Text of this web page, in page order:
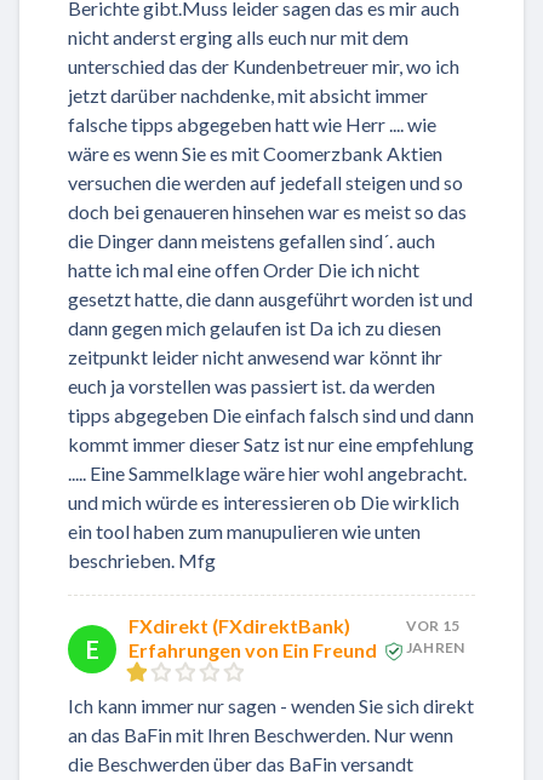
Berichte gibt.Muss leider sagen das es mir auch
nicht anderst erging alls euch nur mit dem
unterschied das der Kundenbetreuer mir, wo ich
jetzt darüber nachdenke, mit absicht immer
falsche tipps abgegeben hatt wie Herr .... wie
wäre es wenn Sie es mit Coomerzbank Aktien
versuchen die werden auf jedefall steigen und so
doch bei genaueren hinsehen war es meist so das
die Dinger dann meistens gefallen sind´. auch
hatte ich mal eine offen Order Die ich nicht
gesetzt hatte, die dann ausgeführt worden ist und
dann gegen mich gelaufen ist Da ich zu diesen
zeitpunkt leider nicht anwesend war könnt ihr
euch ja vorstellen was passiert ist. da werden
tipps abgegeben Die einfach falsch sind und dann
kommt immer dieser Satz ist nur eine empfehlung
..... Eine Sammelklage wäre hier wohl angebracht.
und mich würde es interessieren ob Die wirklich
ein tool haben zum manupulieren wie unten
beschrieben. Mfg
E
FXdirekt (FXdirektBank)
Erfahrungen von Ein Freund
VOR 15
JAHREN
Ich kann immer nur sagen - wenden Sie sich direkt
an das BaFin mit Ihren Beschwerden. Nur wenn
die Beschwerden über das BaFin versandt